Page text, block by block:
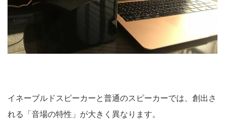
イネーブルドスピーカーと普通のスピーカーでは、創出さ
れる「音場の特性」が大きく異なります。